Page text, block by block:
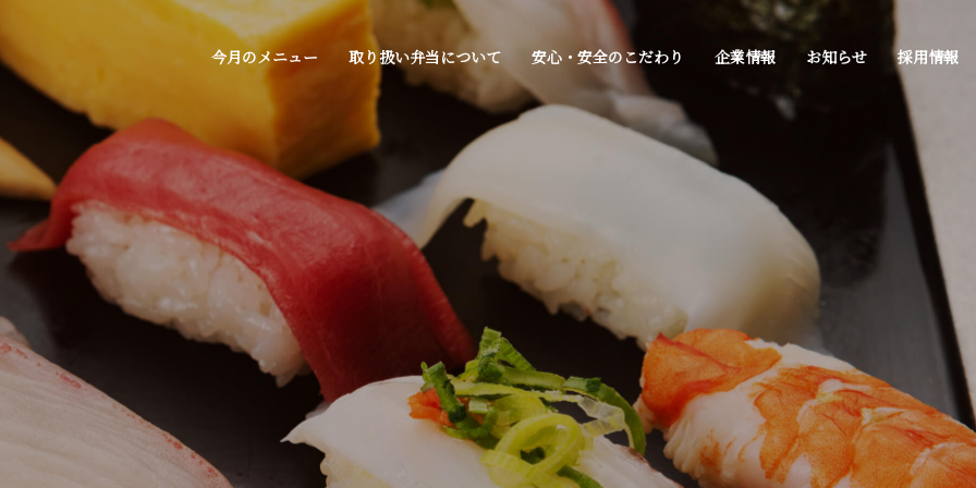
今月のメニュー 取り扱い弁当について 安心・安全のこだわり 企業情報 お知らせ 採用情報